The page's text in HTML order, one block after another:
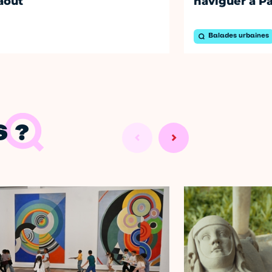
Balades urbaines
?